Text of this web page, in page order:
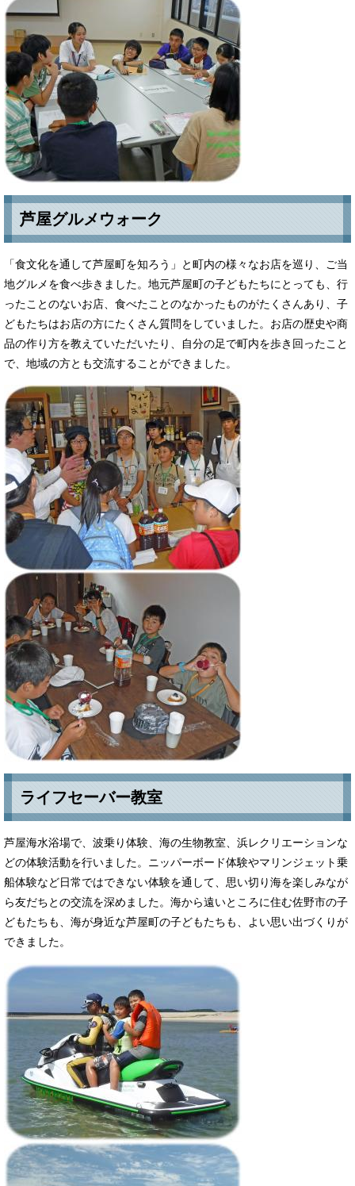
芦屋グルメウォーク
「食文化を通して芦屋町を知ろう」と町内の様々なお店を巡り、ご当
地グルメを食べ歩きました。地元芦屋町の子どもたちにとっても、行
ったことのないお店、食べたことのなかったものがたくさんあり、子
どもたちはお店の方にたくさん質問をしていました。お店の歴史や商
品の作り方を教えていただいたり、自分の足で町内を歩き回ったこと
で、地域の方とも交流することができました。
ライフセーバー教室
芦屋海水浴場で、波乗り体験、海の生物教室、浜レクリエーションな
どの体験活動を行いました。ニッパーボード体験やマリンジェット乗
船体験など日常ではできない体験を通して、思い切り海を楽しみなが
ら友だちとの交流を深めました。海から遠いところに住む佐野市の子
どもたちも、海が身近な芦屋町の子どもたちも、よい思い出づくりが
できました。